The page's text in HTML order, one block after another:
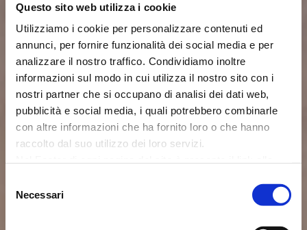
Questo sito web utilizza i cookie
Utilizziamo i cookie per personalizzare contenuti ed
annunci, per fornire funzionalità dei social media e per
analizzare il nostro traffico. Condividiamo inoltre
informazioni sul modo in cui utilizza il nostro sito con i
nostri partner che si occupano di analisi dei dati web,
pubblicità e social media, i quali potrebbero combinarle
con altre informazioni che ha fornito loro o che hanno
raccolto dal suo utilizzo dei loro servizi.
informazioni e modificare le tue scelte. Potrai verificare e
modificare i tuoi consensi cliccando sul simbolo della
delNecessari